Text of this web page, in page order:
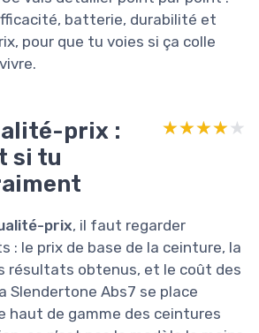
batterie, durabilité et
pour que tu voies si ça colle
prix :
si tu
★★★★★
★★★★★
prix, il faut regarder
: le prix de base de la ceinture, la
résultats obtenus, et le coût des
Slendertone Abs7 se place
haut de gamme des ceintures